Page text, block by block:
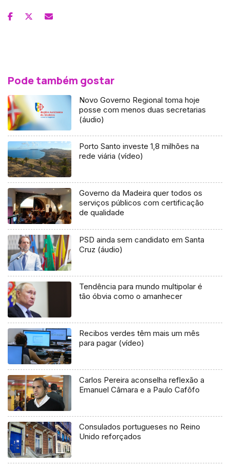
Pode também gostar
Novo Governo Regional toma hoje
posse com menos duas secretarias
(áudio)
Porto Santo investe 1,8 milhões na
rede viária (vídeo)
Governo da Madeira quer todos os
serviços públicos com certificação
de qualidade
PSD ainda sem candidato em Santa
Cruz (áudio)
Tendência para mundo multipolar é
tão óbvia como o amanhecer
Recibos verdes têm mais um mês
para pagar (vídeo)
Carlos Pereira aconselha reflexão a
Emanuel Câmara e a Paulo Cafôfo
Consulados portugueses no Reino
Unido reforçados